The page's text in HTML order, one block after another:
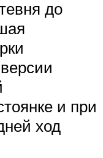
до
и при
ход